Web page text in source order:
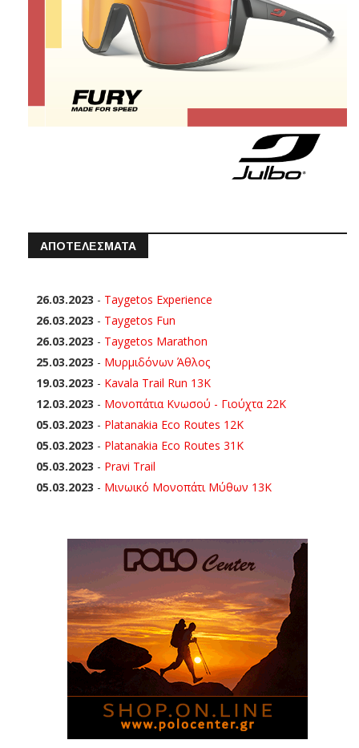
ΑΠΟΤΕΛΕΣΜΑΤΑ
26.03.2023 - Taygetos Experience
26.03.2023 - Taygetos Fun
26.03.2023 - Taygetos Marathon
25.03.2023 - Μυρμιδόνων Άθλος
19.03.2023 - Kavala Trail Run 13K
12.03.2023 - Μονοπάτια Κνωσού - Γιούχτα 22Κ
05.03.2023 - Platanakia Eco Routes 12K
05.03.2023 - Platanakia Eco Routes 31K
05.03.2023 - Pravi Trail
05.03.2023 - Μινωικό Μονοπάτι Μύθων 13Κ